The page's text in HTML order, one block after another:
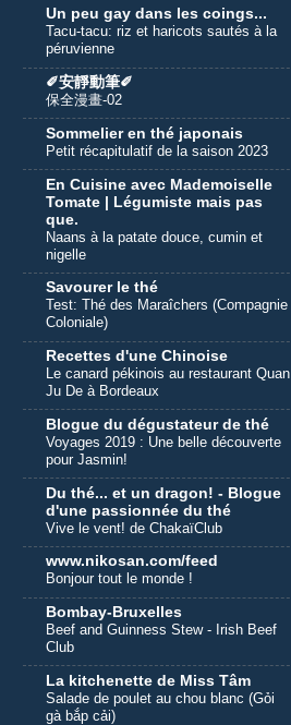
Un peu gay dans les coings...
Tacu-tacu: riz et haricots sautés à la
péruvienne
✐安靜動筆✐
保全漫畫-02
Sommelier en thé japonais
Petit récapitulatif de la saison 2023
En Cuisine avec Mademoiselle
Tomate | Légumiste mais pas
que.
Naans à la patate douce, cumin et
nigelle
Savourer le thé
Test: Thé des Maraîchers (Compagnie
Coloniale)
Recettes d'une Chinoise
Le canard pékinois au restaurant Quan
Ju De à Bordeaux
Blogue du dégustateur de thé
Voyages 2019 : Une belle découverte
pour Jasmin!
Du thé... et un dragon! - Blogue
d'une passionnée du thé
Vive le vent! de ChakaïClub
www.nikosan.com/feed
Bonjour tout le monde !
Bombay-Bruxelles
Beef and Guinness Stew - Irish Beef
Club
La kitchenette de Miss Tâm
Salade de poulet au chou blanc (Gỏi
gà bắp cải)